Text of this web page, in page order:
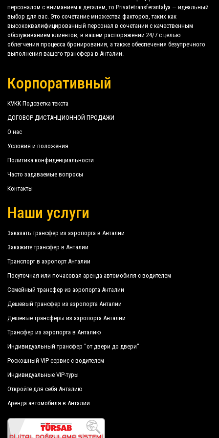
PrivateTransferAntalya — это не только обычная
компания, мы — прекрасная альтернатива
общественному транспорту в или из Соргун
(Sorgun).
Чего ты ждешь ?
Забронируйте сейчас свой частный трансфер в
Анталии и отправляйтесь в свой отель в Соргун
Огромный опыт нашей компании гарантирует
являются нашим главным приоритетом и
воспользуются автомобилями, оснащенными
всеми удобствами, и персоналом, достойным их
Наша компания имеет отличную репутацию в
городе Анталия благодаря профессионализму
предлагаемых услуг и многолетнему опыту в
этой области.
поддержку клиенту во время его отдыха в
Соргун (Sorgun).
Все наши водители говорят по-английски и
предлагают нашим гостям высочайшее радушие
постоянному контролю на предмет пригодности
Diamond Premium Hotel Spa
Dream Park Bungalow Otel
Grand Prestige Hotel Spa
Lake Riverside Hotel Spa
Maya World Golf
Pegasos World Hotel
Serra Park Hotel
Sueno Hotels Beach Side
Sunwing Side Beach
Bieno Venus Hotel
Voyage Sorgun
Water Side Resort Spa
Amara Family Resort
Jadore Deluxe Hotel Spa
Nashira Resort Spa
персоналом с вниманием к деталям, то Privatetransferantalya — идеальный
выбор для вас. Это сочетание множества факторов, таких как
высококвалифицированный персонал в сочетании с качественным
обслуживанием клиентов, в вашем распоряжении 24/7 с целью
облегчения процесса бронирования, а также обеспечения безупречного
выполнения вашего трансфера в Анталии.
Корпоративный
КVКК Подсветка текста
ДОГОВОР ДИСТАНЦИОННОЙ ПРОДАЖИ
О нас
Условия и положения
Политика конфиденциальности
Часто задаваемые вопросы
Контакты
Наши услуги
Заказать трансфер из аэропорта в Анталии
Закажите трансфер в Анталии
Транспорт в аэропорт Анталии
Посуточная или почасовая аренда автомобиля с водителем
Семейный трансфер из аэропорта Анталии
Дешевый трансфер из аэропорта Анталии
Дешевые трансферы из аэропорта Анталии
Трансфер из аэропорта в Анталию
Индивидуальный трансфер "от двери до двери"
Роскошный VIP-сервис с водителем
Индивидуальные VIP-туры
Откройте для себя Анталию
Аренда автомобиля в Анталии